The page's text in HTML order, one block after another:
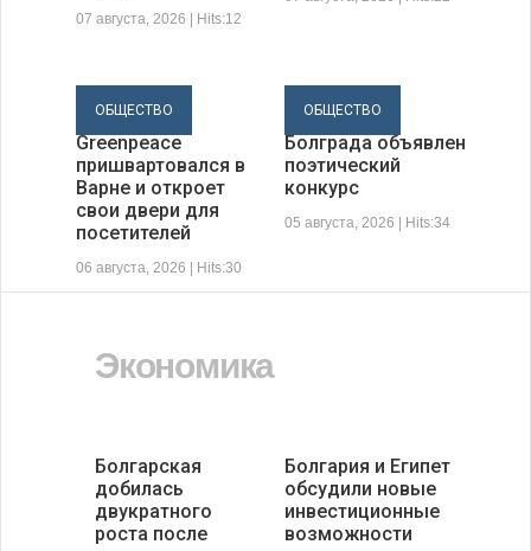
07 августа, 2026 | Hits:12
ОБЩЕСТВО
Ледокол
Greenpeace
пришвартовался в
Варне и откроет
свои двери для
посетителей
06 августа, 2026 | Hits:30
ОБЩЕСТВО
К 205-летию
Болграда объявлен
поэтический
конкурс
05 августа, 2026 | Hits:34
Экономика
Болгарская
добилась
двукратного
роста после
Болгария и Египет
обсудили новые
инвестиционные
возможности